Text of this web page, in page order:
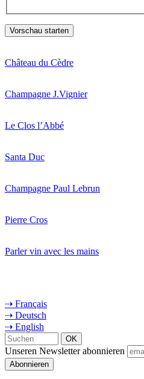
Château du Cèdre
Champagne J.Vignier
Le Clos l’Abbé
Santa Duc
Champagne Paul Lebrun
Pierre Cros
Parler vin avec les mains
⇢ Français
⇢ Deutsch
⇢ English
Unseren Newsletter abonnieren